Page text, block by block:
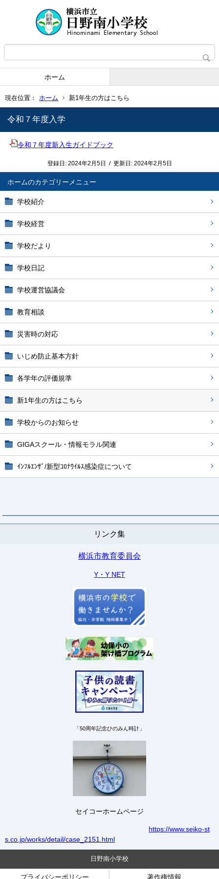
ホーム
現在位置： ホーム 新1年生の方はこちら
ホーム
学校紹介
学校経営
学校だより
学校日記
学校運営協議会
教育相談
災害時の対応
いじめ防止基本方針
各学年の評価規準
新1年生の方はこちら
学校からのお知らせ
GIGAスクール・情報モラル関連
ｲﾝﾌﾙｴﾝｻﾞ/新型ｺﾛﾅｳｲﾙｽ感染症について
リンク集
横浜市教育委員会
Y・Y NET
「50周年記念ひのみん時計」
セイコーホームページ
https://www.seiko-st
s.co.jp/works/detail/case_2151.html
令和７年度入学
令和７年度新入生ガイドブック
登録日: 2024年2月5日 / 更新日: 2024年2月5日
日野南小学校
プライバシーポリシー 著作権情報